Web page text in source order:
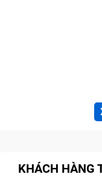
KHÁCH HÀNG